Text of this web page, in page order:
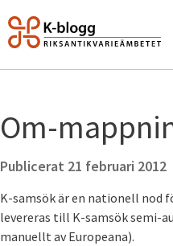
Om-
Publicerat 21 februari 2012
K-samsök är en nationell nod
levereras till K-samsök semi-
manuellt av Europeana).